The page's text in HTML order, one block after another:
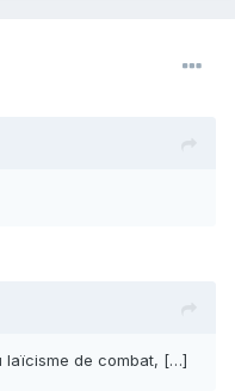
laïcisme de combat, […]